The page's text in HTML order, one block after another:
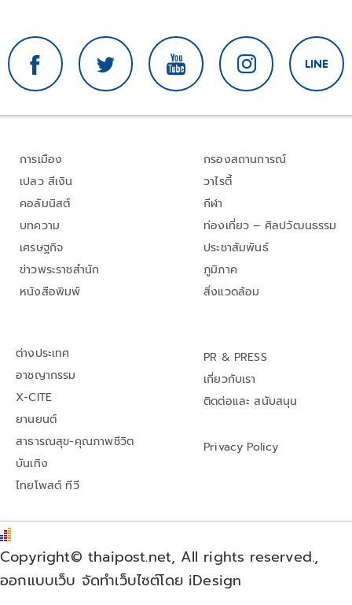
การเมือง
เปลว สีเงิน
คอลัมนิสต์
บทความ
เศรษฐกิจ
ข่าวพระราชสำนัก
หนังสือพิมพ์
กรองสถานการณ์
วาไรตี้
กีฬา
ท่องเที่ยว – ศิลปวัฒนธรรม
ประชาสัมพันธ์
ภูมิภาค
สิ่งแวดล้อม
ต่างประเทศ
อาชญากรรม
X-CITE
ยานยนต์
สาธารณสุข-คุณภาพชีวิต
บันเทิง
ไทยโพสต์ ทีวี
PR & PRESS
เกี่ยวกับเรา
ติดต่อและ สนับสนุน
Privacy Policy
Copyright© thaipost.net, All rights reserved.,
ออกแบบเว็บ จัดทำเว็บไซต์โดย iDesign